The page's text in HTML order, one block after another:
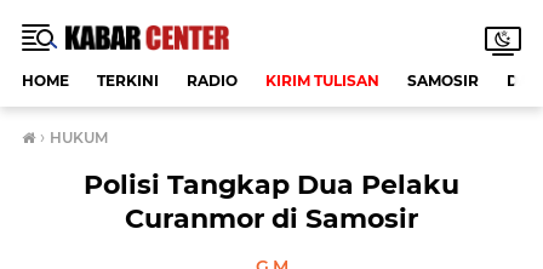
HOME TERKINI RADIO KIRIM TULISAN SAMOSIR
› HUKUM
Polisi Tangkap Dua Pelaku
Curanmor di Samosir